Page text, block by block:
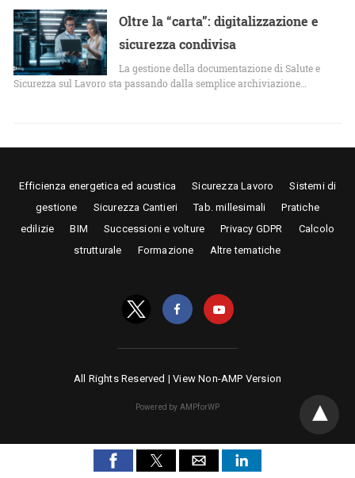
Oltre la “carta”: digitalizzazione e
sicurezza condivisa
La gestione della documentazione di Salute e
Sicurezza sul Lavoro sta passando dalla semplice archiviazione…
Efficienza energetica ed acustica Sicurezza Lavoro
Sistemi di
gestione
Sicurezza Cantieri Tab. millesimali
Pratiche
edilizie
BIM Successioni e volture Privacy GDPR
Calcolo
strutturale
Formazione Altre tematiche
All Rights Reserved |View Non-AMP Version
Powered by AMPforWP